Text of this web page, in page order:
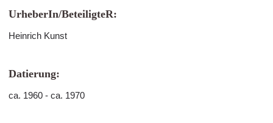
UrheberIn/BeteiligteR:
Heinrich Kunst
Datierung:
ca. 1960 - ca. 1970